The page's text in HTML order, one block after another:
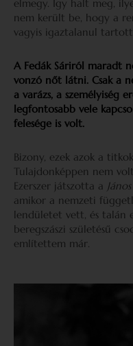
elmegy. Így halt meg,
nem került be, hogy a
vagyis igaztalanul
A Fedák Sáriról maradt
vonzó nőt látni. Csak a
a varázs, a személyiség
legfontosabb vele
felesége is volt.
Bizony, ezek azok a
Tulajdonképpen nem
Ezerszer játszotta a
amikor a nemzeti
lendületet vett, és talán
beregszászi születésű
említettem már.